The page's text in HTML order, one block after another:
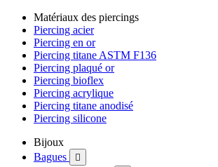
Matériaux des piercings
Piercing acier
Piercing en or
Piercing titane ASTM F136
Piercing plaqué or
Piercing bioflex
Piercing acrylique
Piercing titane anodisé
Piercing silicone
Bijoux
Bagues
